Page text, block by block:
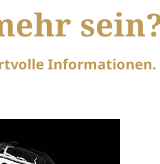
Informationen.